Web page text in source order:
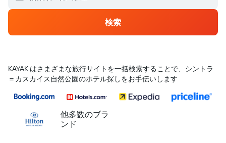
検索
KAYAK はさまざまな旅行サイトを一括検索することで、シントラ
＝カスカイス自然公園のホテル探しをお手伝いします
他多数のブラ
ンド